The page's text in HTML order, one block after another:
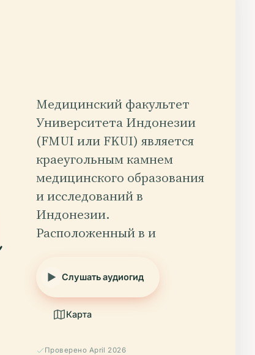
Медицинский факультет
Университета Индонезии
(FMUI или FKUI) является
краеугольным камнем
медицинского образования
и исследований в
Индонезии.
Расположенный в и
Слушать аудиогид
Карта
Проверено April 2026